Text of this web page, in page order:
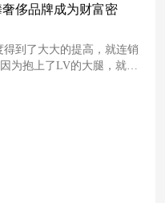
门达成合作，联合推出11
合作款「城市文旅」限定
侈品牌成为财富密
到了大大的提高，就连销
为抱上了LV的大腿，就实
联名合作，字里行间满
至让人有些心疼。